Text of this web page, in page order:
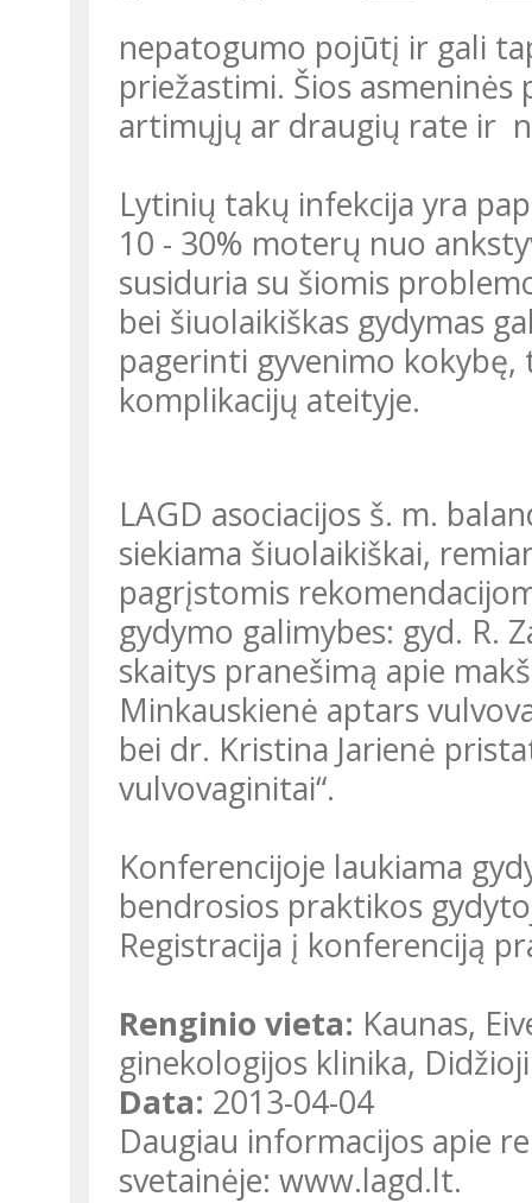
nepatogumo pojūtį ir gali
priežastimi. Šios
artimųjų ar draugių rate ir
Lytinių takų infekcija yra paplitusi įvairaus amžiaus grupėse. Net
10 - 30% moterų nuo
susiduria su šiomis
bei šiuolaikiškas gydymas
pagerinti gyvenimo
komplikacijų ateityje.
LAGD asociacijos š. m. balandžio 4 d. rengiamoje konferencijoje
siekiama šiuolaikiškai,
pagrįstomis
gydymo galimybes: gyd. R.
skaitys pranešimą apie
Minkauskienė aptars
bei dr. Kristina Jarienė
vulvovaginitai“.
Konferencijoje laukiama gydytojų akušerių, ginekologų,
bendrosios praktikos
Registracija į konferenciją
Renginio vieta: Kaunas,
ginekologijos klinika,
Data: 2013-04-04
Daugiau informacijos apie renginį rasite apsilankę LAGD
svetainėje: www.lagd.lt.